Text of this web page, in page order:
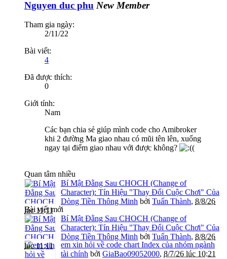
Nguyen duc phu New Member
Tham gia ngày:
2/11/22
Bài viết:
4
Đã được thích:
0
Giới tính:
Nam
Các bạn chia sẻ giúp mình code cho Amibroker
khi 2 đường Ma giao nhau có mũi tên lên, xuống
ngay tại điểm giao nhau với được không?
(
Quan tâm nhiều
Bí Mật Đằng Sau CHOCH (Change of
Character): Tín Hiệu "Thay Đổi Cuộc Chơi" Của
Dòng Tiền Thông Minh bởi Tuấn Thành, 8/8/26
lúc 11:11
Bài viết mới
Bí Mật Đằng Sau CHOCH (Change of
Character): Tín Hiệu "Thay Đổi Cuộc Chơi" Của
Dòng Tiền Thông Minh bởi Tuấn Thành, 8/8/26
lúc 11:11
em xin hỏi về code chart Index của nhóm ngành
tài chính bởi GiaBao09052000, 8/7/26 lúc 10:21